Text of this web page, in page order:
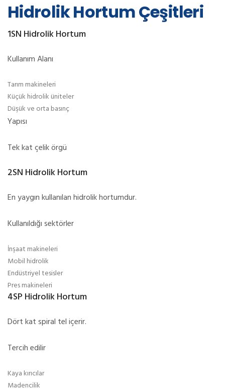
Hidrolik Hortum Çeşitleri
1SN Hidrolik Hortum
Kullanım Alanı
Tarım makineleri
Küçük hidrolik üniteler
Düşük ve orta basınç
Yapısı
Tek kat çelik örgü
2SN Hidrolik Hortum
En yaygın kullanılan hidrolik hortumdur.
Kullanıldığı sektörler
İnşaat makineleri
Mobil hidrolik
Endüstriyel tesisler
Pres makineleri
4SP Hidrolik Hortum
Dört kat spiral tel içerir.
Tercih edilir
Kaya kırıcılar
Madencilik